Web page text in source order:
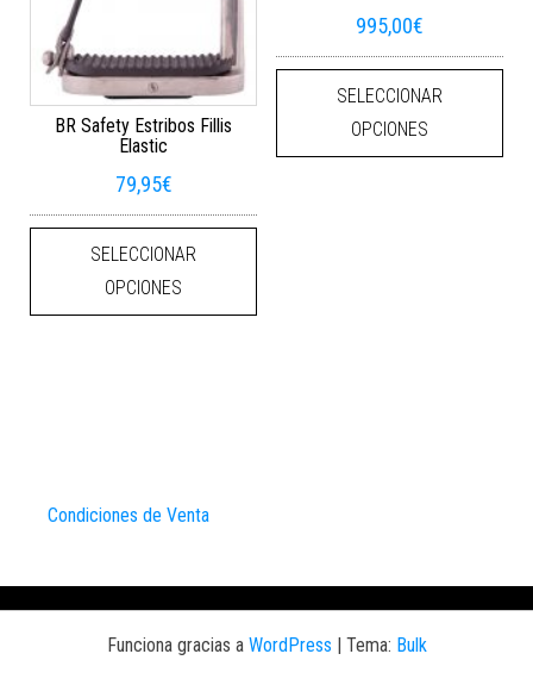
BR Safety Estribos Fillis
Elastic
79,95€
SELECCIONAR
OPCIONES
Este producto tiene múltiples
995,00€
SELECCIONAR
OPCIONES
Condiciones de Venta
Funciona gracias a WordPress | Tema: Bulk